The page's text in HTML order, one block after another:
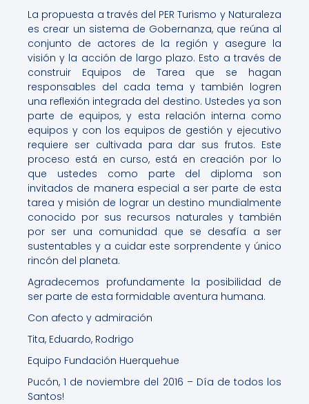
La propuesta a través del PER Turismo y Naturaleza
es crear un sistema de Gobernanza, que reúna al
conjunto de actores de la región y asegure la
visión y la acción de largo plazo. Esto a través de
construir Equipos de Tarea que se hagan
responsables del cada tema y también logren
una reflexión integrada del destino. Ustedes ya son
parte de equipos, y esta relación interna como
equipos y con los equipos de gestión y ejecutivo
requiere ser cultivada para dar sus frutos. Este
proceso está en curso, está en creación por lo
que ustedes como parte del diploma son
invitados de manera especial a ser parte de esta
tarea y misión de lograr un destino mundialmente
conocido por sus recursos naturales y también
por ser una comunidad que se desafía a ser
sustentables y a cuidar este sorprendente y único
rincón del planeta.
Agradecemos profundamente la posibilidad de
ser parte de esta formidable aventura humana.
Con afecto y admiración
Tita, Eduardo, Rodrigo
Equipo Fundación Huerquehue
Pucón, 1 de noviembre del 2016 – Día de todos los
Santos!